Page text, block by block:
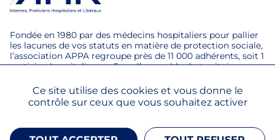
Fondée en 1980 par des médecins hospitaliers pour pallier
les lacunes de vos statuts en matière de protection sociale,
l’association APPA regroupe près de 11 000 adhérents, soit 1
praticien hospitalier sur 5 sur l’ensemble du territoire.
Mentions légales
Ce site utilise des cookies et vous donne le
contrôle sur ceux que vous souhaitez activer